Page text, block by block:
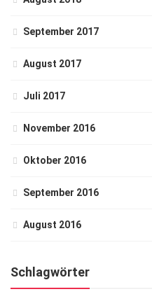
September 2017
August 2017
Juli 2017
November 2016
Oktober 2016
September 2016
August 2016
Schlagwörter